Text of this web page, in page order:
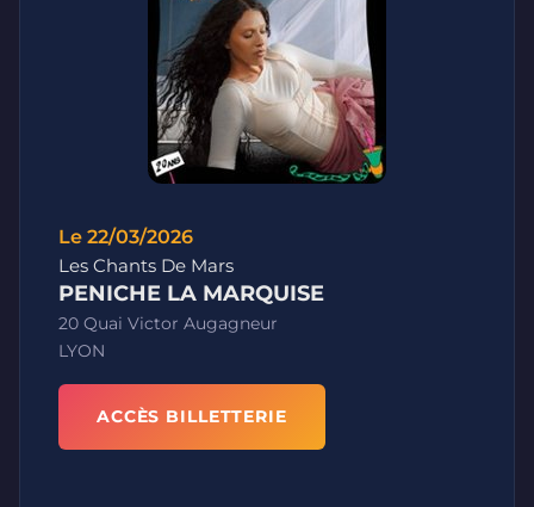
Le 22/03/2026
Les Chants De Mars
PENICHE LA MARQUISE
20 Quai Victor Augagneur
LYON
ACCÈS BILLETTERIE